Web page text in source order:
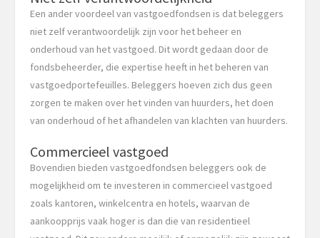
Een ander voordeel van vastgoedfondsen is dat beleggers
niet zelf verantwoordelijk zijn voor het beheer en
onderhoud van het vastgoed. Dit wordt gedaan door de
fondsbeheerder, die expertise heeft in het beheren van
vastgoedportefeuilles. Beleggers hoeven zich dus geen
zorgen te maken over het vinden van huurders, het doen
van onderhoud of het afhandelen van klachten van huurders.
Commercieel vastgoed
Bovendien bieden vastgoedfondsen beleggers ook de
mogelijkheid om te investeren in commercieel vastgoed
zoals kantoren, winkelcentra en hotels, waarvan de
aankoopprijs vaak hoger is dan die van residentieel